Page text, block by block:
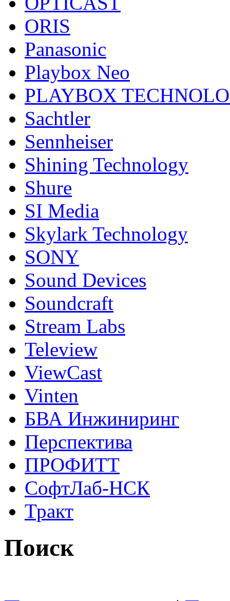
ORIS
Panasonic
Playbox Neo
PLAYBOX
Sachtler
Sennheiser
Shining Technology
Shure
SI Media
Skylark Technology
SONY
Sound Devices
Soundcraft
Stream Labs
Teleview
ViewCast
Vinten
БВА Инжиниринг
Перспектива
ПРОФИТТ
СофтЛаб-НСК
Тракт
Поиск